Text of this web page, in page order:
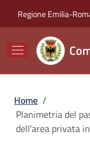
Regione Emilia-
Briciole di
Home /
Planimetria del
dell'area privata